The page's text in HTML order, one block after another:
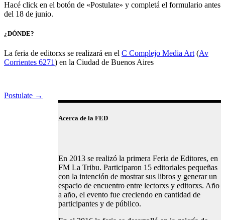
Hacé click en el botón de «Postulate» y completá el formulario antes
del 18 de junio.
¿DÓNDE?
La feria de editorxs se realizará en el C Complejo Media Art (Av
Corrientes 6271) en la Ciudad de Buenos Aires
Postulate →
Acerca de la FED
En 2013 se realizó la primera Feria de Editores, en
FM La Tribu. Participaron 15 editoriales pequeñas
con la intención de mostrar sus libros y generar un
espacio de encuentro entre lectorxs y editorxs. Año
a año, el evento fue creciendo en cantidad de
participantes y de público.